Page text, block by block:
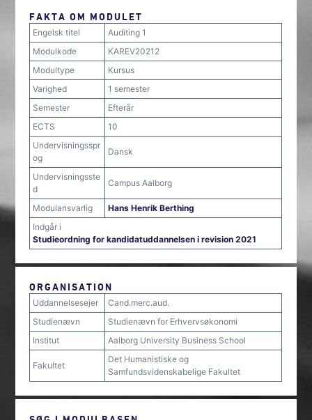
FAKTA OM MODULET
Engelsk titel
Auditing 1
Modulkode
KAREV20212
Modultype
Kursus
Varighed
1 semester
Semester
Efterår
ECTS
10
Undervisningsspr
og
Dansk
Undervisningsste
d
Campus Aalborg
Modulansvarlig
Hans Henrik Berthing
Indgår i
Studieordning for kandidatuddannelsen i revision 2021
ORGANISATION
Uddannelsesejer
Cand.merc.aud.
Studienævn
Studienævn for Erhvervsøkonomi
Institut
Aalborg University Business School
Fakultet
Det Humanistiske og
Samfundsvidenskabelige Fakultet